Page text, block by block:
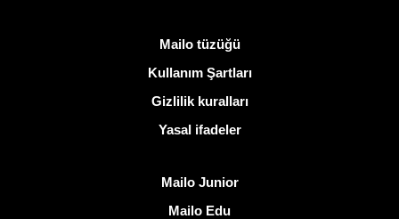
Mailo tüzüğü
Kullanım Şartları
Gizlilik kuralları
Yasal ifadeler
Mailo Junior
Mailo Edu